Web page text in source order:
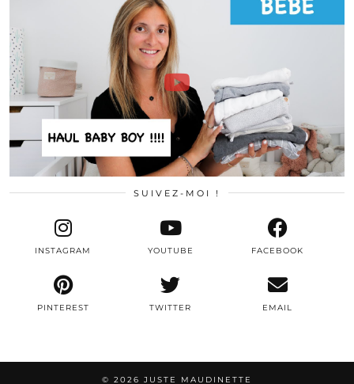
SUIVEZ-MOI !
TWITTER
INSTAGRAM FACEBOOK
PINTEREST
YOUTUBE
EMAIL
© 2026 JUSTE MAUDINETTE